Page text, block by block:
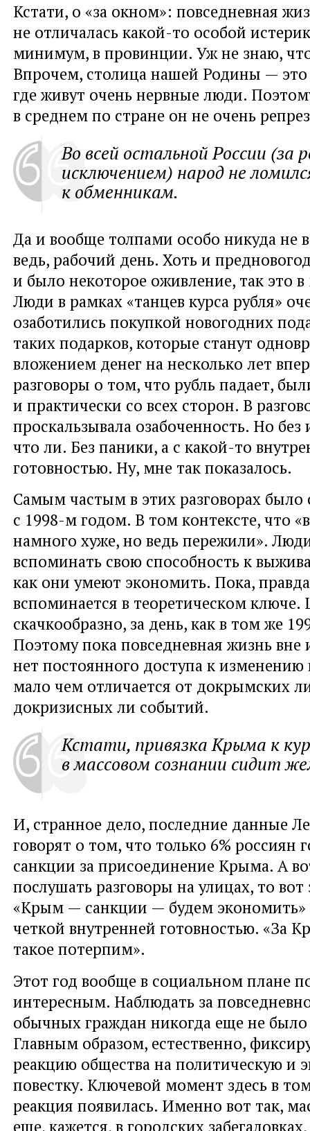
Кстати, о «за окном»: повседневная
не отличалась какой-то особой
минимум, в провинции. Уж не знаю,
Впрочем, столица нашей Родины —
где живут очень нервные люди.
в среднем по стране он не очень
Во всей остальной России (за
исключением) народ не
к обменникам.
Да и вообще толпами особо никуда не
ведь, рабочий день. Хоть и
и было некоторое оживление, так это в
Люди в рамках «танцев курса рубля»
озаботились покупкой новогодних
таких подарков, которые станут
вложением денег на несколько лет
разговоры о том, что рубль падает,
и практически со всех сторон. В
проскальзывала озабоченность. Но без
что ли. Без паники, а с какой-то
готовностью. Ну, мне так показалось.
Самым частым в этих разговорах было
с 1998-м годом. В том контексте, что
намного хуже, но ведь пережили».
вспоминать свою способность к
как они умеют экономить. Пока,
вспоминается в теоретическом ключе.
скачкообразно, за день, как в том же
Поэтому пока повседневная жизнь вне
нет постоянного доступа к изменению
мало чем отличается от докрымских
докризисных ли событий.
Кстати, привязка Крыма к
в массовом сознании сидит
И, странное дело, последние данные
говорят о том, что только 6% россиян
санкции за присоединение Крыма. А
послушать разговоры на улицах, то вот
«Крым — санкции — будем экономить»
четкой внутренней готовностью. «За
такое потерпим».
Этот год вообще в социальном плане
интересным. Наблюдать за
обычных граждан никогда еще не
Главным образом, естественно,
реакцию общества на политическую и
повестку. Ключевой момент здесь в
реакция появилась. Именно вот так,
еще, кажется, в городских